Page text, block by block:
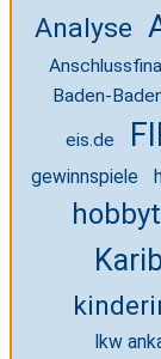
Analyse
Baden-
eis.de
gewinnspiele
lkw